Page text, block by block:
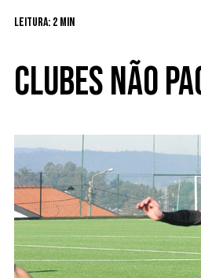
Leitura: 2 min
Clubes não